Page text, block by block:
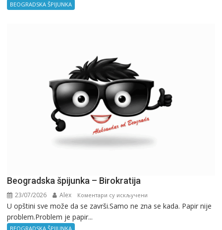
BEOGRADSKA ŠPIJUNKA
Beogradska špijunka – Birokratija
23/07/2026 Alex Коментари су искључени
Beogradska
U opštini sve može da se završi.Samo ne zna se kada. Papir nije
problem.Problem je papir...
BEOGRADSKA ŠPIJUNKA